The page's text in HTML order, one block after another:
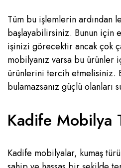
Tüm bu işlemlerin ardından
başlayabilirsiniz. Bunun için
işinizi görecektir ancak çok
mobilyanız varsa bu
ürünlerini tercih etmelisiniz.
bulamazsanız güçlü
Kadife Mobilya
Kadife mobilyalar, kumaş